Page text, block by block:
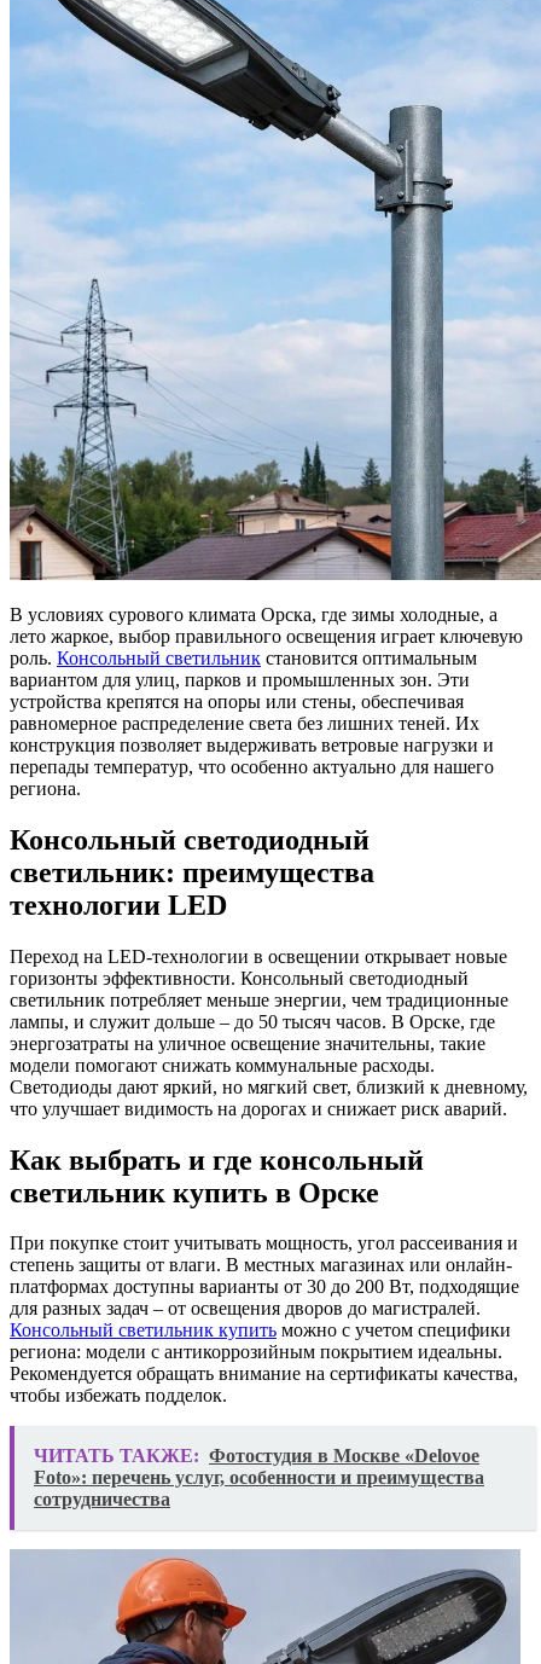
В условиях сурового климата Орска, где зимы холодные, а
лето жаркое, выбор правильного освещения играет ключевую
роль. Консольный светильник становится оптимальным
вариантом для улиц, парков и промышленных зон. Эти
устройства крепятся на опоры или стены, обеспечивая
равномерное распределение света без лишних теней. Их
конструкция позволяет выдерживать ветровые нагрузки и
перепады температур, что особенно актуально для нашего
региона.
Консольный светодиодный
светильник: преимущества
технологии LED
Переход на LED-технологии в освещении открывает новые
горизонты эффективности. Консольный светодиодный
светильник потребляет меньше энергии, чем традиционные
лампы, и служит дольше – до 50 тысяч часов. В Орске, где
энергозатраты на уличное освещение значительны, такие
модели помогают снижать коммунальные расходы.
Светодиоды дают яркий, но мягкий свет, близкий к дневному,
что улучшает видимость на дорогах и снижает риск аварий.
Как выбрать и где консольный
светильник купить в Орске
При покупке стоит учитывать мощность, угол рассеивания и
степень защиты от влаги. В местных магазинах или онлайн-
платформах доступны варианты от 30 до 200 Вт, подходящие
для разных задач – от освещения дворов до магистралей.
Консольный светильник купить можно с учетом специфики
региона: модели с антикоррозийным покрытием идеальны.
Рекомендуется обращать внимание на сертификаты качества,
чтобы избежать подделок.
ЧИТАТЬ ТАКЖЕ: Фотостудия в Москве «Delovoe
Foto»: перечень услуг, особенности и преимущества
сотрудничества